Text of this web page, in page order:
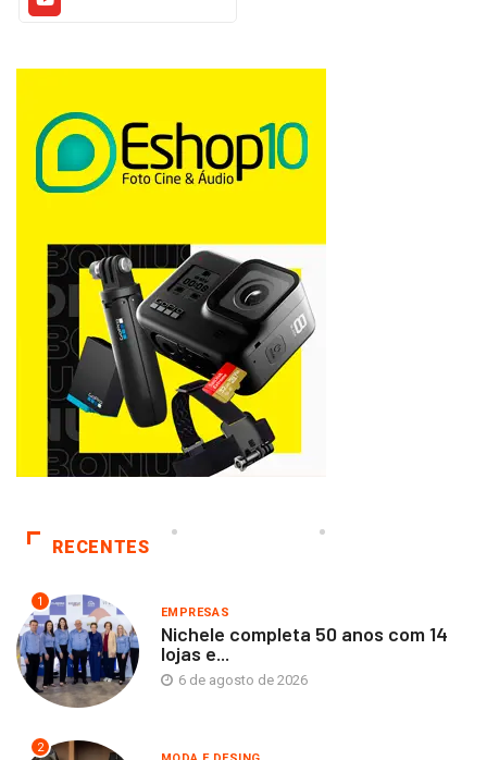
RECENTES
1
EMPRESAS
Nichele completa 50 anos com 14
lojas e...
6 de agosto de 2026
2